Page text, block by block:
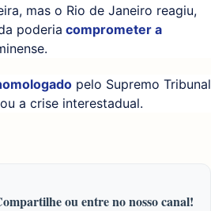
mas o Rio de Janeiro reagiu,
poderia comprometer a
pelo Supremo Tribunal
a crise interestadual.
ou entre no nosso canal!